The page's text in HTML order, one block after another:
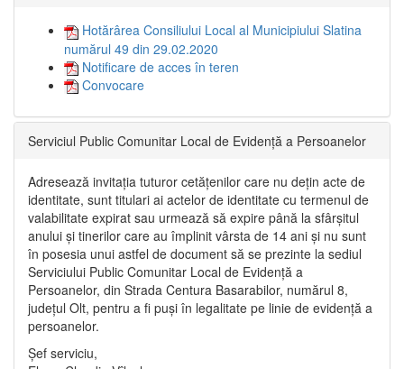
Hotărârea Consiliului Local al Municipiului Slatina
numărul 49 din 29.02.2020
Notificare de acces în teren
Convocare
Serviciul Public Comunitar Local de Evidență a Persoanelor
Adresează invitația tuturor cetățenilor care nu dețin acte de
identitate, sunt titulari ai actelor de identitate cu termenul de
valabilitate expirat sau urmează să expire până la sfârșitul
anului și tinerilor care au împlinit vârsta de 14 ani și nu sunt
în posesia unui astfel de document să se prezinte la sediul
Serviciului Public Comunitar Local de Evidență a
Persoanelor, din Strada Centura Basarabilor, numărul 8,
județul Olt, pentru a fi puși în legalitate pe linie de evidență a
persoanelor.
Șef serviciu,